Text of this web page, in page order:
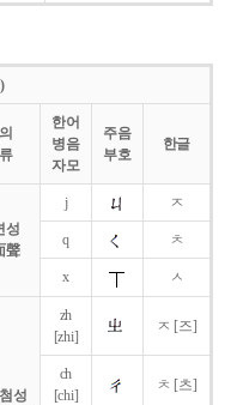
한어
병음
자모
주음
부호
한글
성
聲
j ㅈ
q ㅊ
x ㅅ
성
zh
[zhi]
ㅈ [즈]
ch
[chi]
ㅊ [츠]